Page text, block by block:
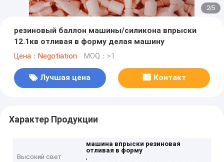
2/5
резиновый баллон машины/силикона впрыски
12.1кв отливая в форму делая машину
Цена：Negotiation MOQ：>1
Лучшая цена Контакт
Характер Продукции
Высокий свет
машина впрыски резиновая
отливая в форму
,